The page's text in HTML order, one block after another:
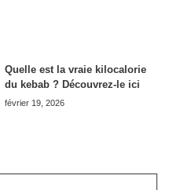
Quelle est la vraie kilocalorie
du kebab ? Découvrez-le ici
février 19, 2026